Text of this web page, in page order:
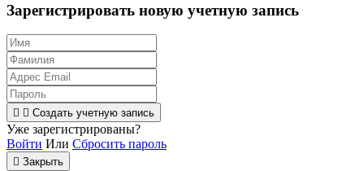
Зарегистрировать новую учетную запись
  Создать учетную запись
Уже зарегистрированы?
Войти Или Сбросить пароль
 Закрыть